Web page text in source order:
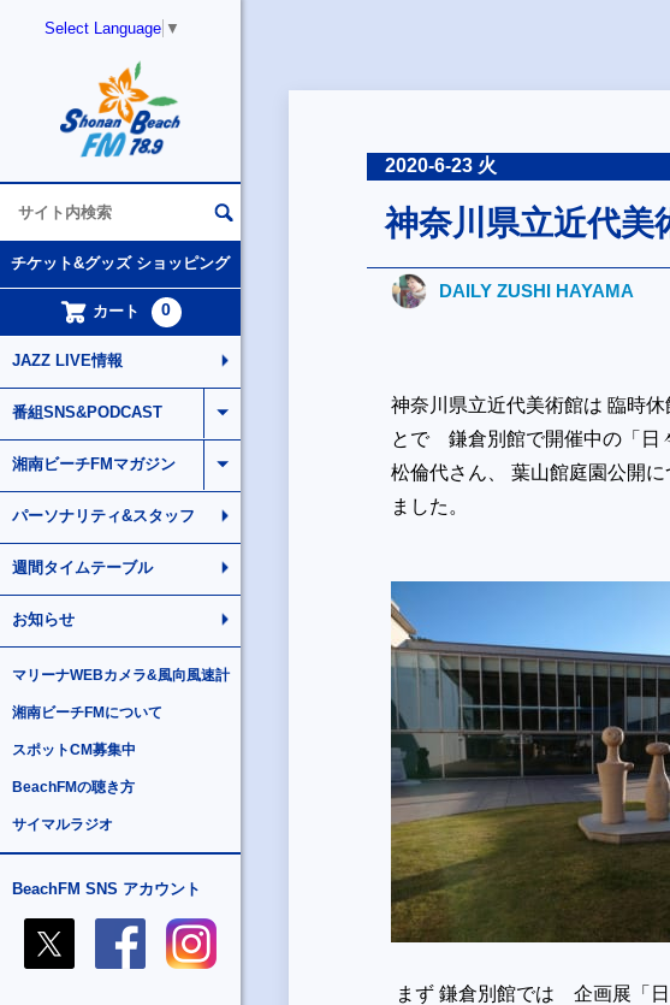
Select Language ▼
チケット&グッズ ショッピング
カート 0
JAZZ LIVE情報
番組SNS&PODCAST
湘南ビーチFMマガジン
パーソナリティ&スタッフ
週間タイムテーブル
お知らせ
マリーナWEBカメラ&風向風速計
湘南ビーチFMについて
スポットCM募集中
BeachFMの聴き方
サイマルラジオ
BeachFM SNS アカウント
2020-6-23 火
神奈川県立近代美
DAILY ZUSHI HAYAMA
神奈川県立近代美術館は 臨時
とで 鎌倉別館で開催中の「日
松倫代さん、 葉山館庭園公開
ました。
まず 鎌倉別館では 企画展「日